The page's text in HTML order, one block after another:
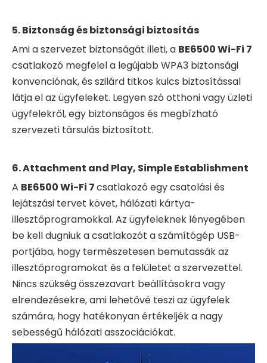
5. Biztonság és biztonsági biztosítás
Ami a szervezet biztonságát illeti, a BE6500 Wi-Fi 7
csatlakozó megfelel a legújabb WPA3 biztonsági
konvenciónak, és szilárd titkos kulcs biztosítással
látja el az ügyfeleket. Legyen szó otthoni vagy üzleti
ügyfelekről, egy biztonságos és megbízható
szervezeti társulás biztosított.
6. Attachment and Play, Simple Establishment
A BE6500 Wi-Fi 7csatlakozó egy csatolási és
lejátszási tervet követ, hálózati kártya-
illesztőprogramokkal. Az ügyfeleknek lényegében
be kell dugniuk a csatlakozót a számítógép USB-
portjába, hogy természetesen bemutassák az
illesztőprogramokat és a felületet a szervezettel.
Nincs szükség összezavart beállításokra vagy
elrendezésekre, ami lehetővé teszi az ügyfelek
számára, hogy hatékonyan értékeljék a nagy
sebességű hálózati asszociációkat.